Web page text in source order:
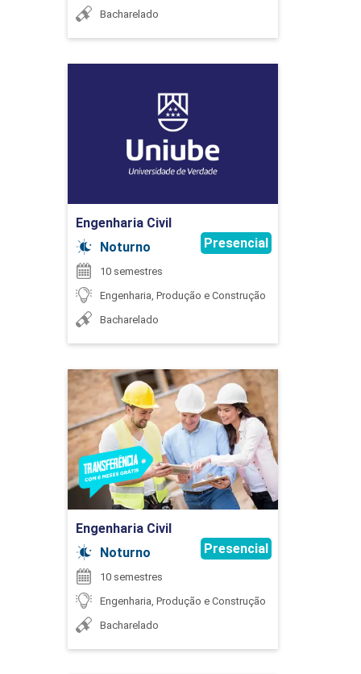
INTELIGÊNCIA ARTIFICIAL
30
ESTÁGIO SUPERVISIONADO I
ESTÁGIO SUPERVISIONADO II
120
ESTATÍSTICA APLICADA
SANDRO FERREIRA FERNANDES
SIMONE ROCHA PEREIRA
WELINGTON MRAD JOAQUIM
WILTON REZENDE DE FREITAS
Bacharelado
Engenharia Civil
Noturno
Presencial
10 semestres
Engenharia, Produção e Construção
Bacharelado
Detalhes do curso
Engenharia Civil
Noturno
Presencial
10 semestres
Engenharia, Produção e Construção
Bacharelado
Engenharia Civil
Detalhes do curso
Ir para Inscrição